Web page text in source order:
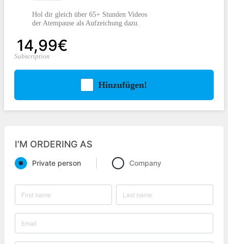
Hol dir gleich über 65+ Stunden Videos
der Atempause als Aufzeichung dazu.
14,99€
Subscription
Hinzufügen!
I'M ORDERING AS
Private person Company